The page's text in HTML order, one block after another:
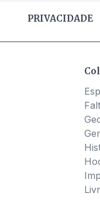
PRIVACIDADE